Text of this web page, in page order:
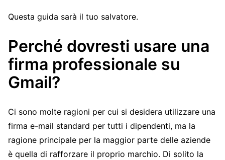
Questa guida sarà il tuo salvatore.
Perché dovresti usare una
firma professionale su
Gmail?
Ci sono molte ragioni per cui si desidera utilizzare una
firma e-mail standard per tutti i dipendenti, ma la
ragione principale per la maggior parte delle aziende
è quella di rafforzare il proprio marchio. Di solito la